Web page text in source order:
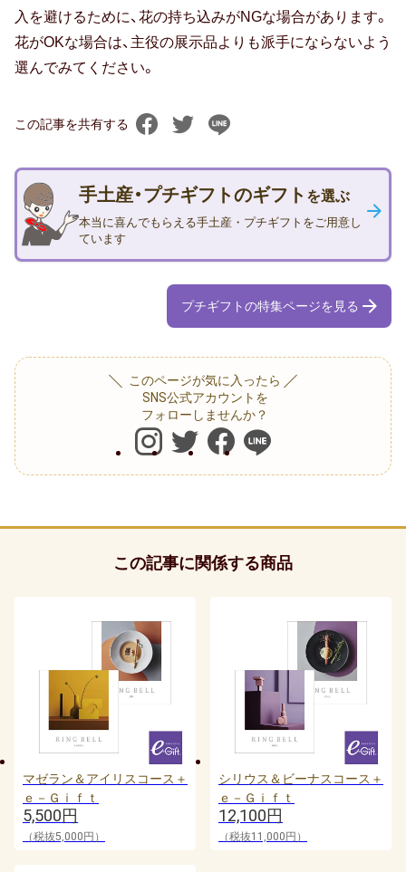
50代男性
80代男性
20代女性
30代女性
友達・友人
40代女性
50代女性
子供（ 赤ちゃん・孫 )
ギフトトレンド
おすすめ
おしゃれ
トレンド・流行
入を避けるために、花の持ち込みがNGな場合があります。
花がOKな場合は、主役の展示品よりも派手にならないよう
選んでみてください。
この記事を共有する
手土産・プチギフトのギフト を選ぶ
本当に喜んでもらえる手土産・プチギフトをご用意し
ています
プチギフトの特集ページを見る
このページが気に入ったら
SNS公式アカウントを
フォローしませんか？
この記事に関係する商品
マゼラン＆アイリスコース＋
ｅ－Ｇｉｆｔ
5,500円
（税抜5,000円）
シリウス＆ビーナスコース＋
ｅ－Ｇｉｆｔ
12,100円
（税抜11,000円）